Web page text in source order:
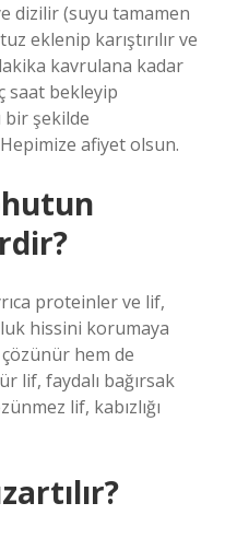
dizilir (suyu tamamen
eklenip karıştırılır ve
kavrulana kadar
saat bekleyip
bir şekilde
Hepimize afiyet olsun.
proteinler ve lif,
hissini korumaya
hem de
lif, faydalı bağırsak
lif, kabızlığı